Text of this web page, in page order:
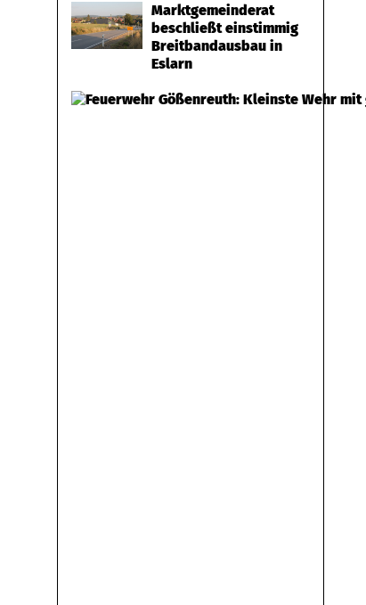
Marktgemeinderat
beschließt einstimmig
Breitbandausbau in
Eslarn